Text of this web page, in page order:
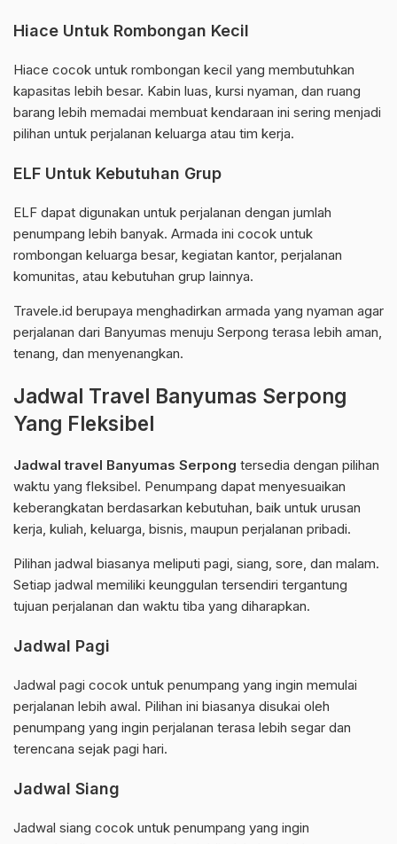
Hiace Untuk Rombongan Kecil
Hiace cocok untuk rombongan kecil yang membutuhkan
kapasitas lebih besar. Kabin luas, kursi nyaman, dan ruang
barang lebih memadai membuat kendaraan ini sering menjadi
pilihan untuk perjalanan keluarga atau tim kerja.
ELF Untuk Kebutuhan Grup
ELF dapat digunakan untuk perjalanan dengan jumlah
penumpang lebih banyak. Armada ini cocok untuk
rombongan keluarga besar, kegiatan kantor, perjalanan
komunitas, atau kebutuhan grup lainnya.
Travele.id berupaya menghadirkan armada yang nyaman agar
perjalanan dari Banyumas menuju Serpong terasa lebih aman,
tenang, dan menyenangkan.
Jadwal Travel Banyumas Serpong
Yang Fleksibel
Jadwal travel Banyumas Serpong tersedia dengan pilihan
waktu yang fleksibel. Penumpang dapat menyesuaikan
keberangkatan berdasarkan kebutuhan, baik untuk urusan
kerja, kuliah, keluarga, bisnis, maupun perjalanan pribadi.
Pilihan jadwal biasanya meliputi pagi, siang, sore, dan malam.
Setiap jadwal memiliki keunggulan tersendiri tergantung
tujuan perjalanan dan waktu tiba yang diharapkan.
Jadwal Pagi
Jadwal pagi cocok untuk penumpang yang ingin memulai
perjalanan lebih awal. Pilihan ini biasanya disukai oleh
penumpang yang ingin perjalanan terasa lebih segar dan
terencana sejak pagi hari.
Jadwal Siang
Jadwal siang cocok untuk penumpang yang ingin